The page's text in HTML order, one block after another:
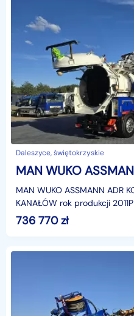
Daleszyce, świętokrzyskie
MAN WUKO ASSMANN ADR
KANAŁÓW rok produkcji
ASSMANN 13.0/228 P II
ADRVIDEOhttps://
736 770zł